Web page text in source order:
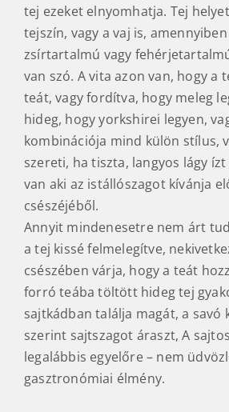
tej ezeket elnyomhatja. Tej
tejszín, vagy a vaj is,
zsírtartalmú vagy
van szó. A vita azon van, hogy a
teát, vagy fordítva, hogy meleg
hideg, hogy yorkshirei legyen,
kombinációja mind külön stílus,
szereti, ha tiszta, langyos lágy
van aki az istállószagot kívánja
csészéjéből.
Annyit mindenesetre nem árt
a tej kissé felmelegítve,
csészében várja, hogy a teát
forró teába töltött hideg tej
sajtkádban találja magát, a savó
szerint sajtszagot áraszt, A
legalábbis egyelőre – nem
gasztronómiai élmény.